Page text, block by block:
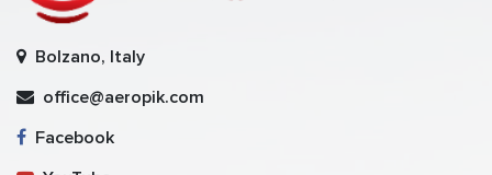
Bolzano, Italy
office@aeropik.com
Facebook